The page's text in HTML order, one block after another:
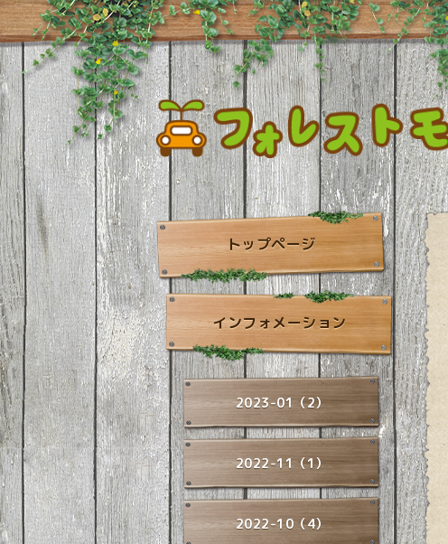
トップページ
インフォメーション
2023-01（2）
2022-11（1）
2022-10（4）